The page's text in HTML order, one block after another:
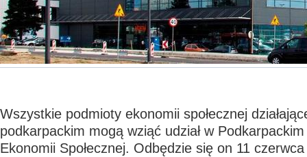
Wszystkie podmioty ekonomii społecznej
podkarpackim mogą wziąć udział w
Ekonomii Społecznej. Odbędzie się on 11